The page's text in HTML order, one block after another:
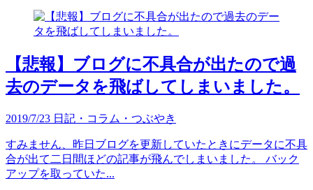
【悲報】ブログに不具合が出たので過
去のデータを飛ばしてしまいました。
2019/7/23 日記・コラム・つぶやき
すみません、昨日ブログを更新していたときにデータに不具
合が出て二日間ほどの記事が飛んでしまいました。 バック
アップを取っていた...